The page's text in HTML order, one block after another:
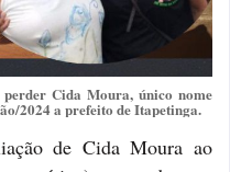
Cida Moura, único nome
2024 a prefeito de Itapetinga.
de Cida Moura ao